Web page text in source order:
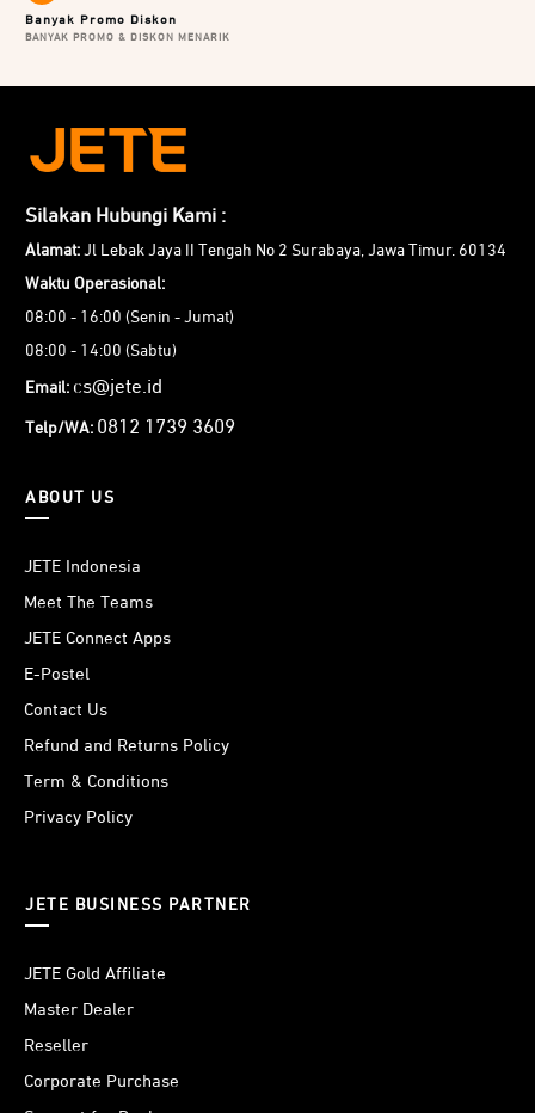
dapat Anda pilih sesuai dengan kebutuhan penggunaan.
Banyak Promo Diskon
BANYAK PROMO & DISKON MENARIK
Silakan Hubungi Kami :
Alamat: Jl Lebak Jaya II Tengah No 2 Surabaya, Jawa Timur. 60134
Waktu Operasional:
08:00 - 16:00 (Senin - Jumat)
08:00 - 14:00 (Sabtu)
Email: cs@jete.id
Telp/WA: 0812 1739 3609
ABOUT US
JETE Indonesia
Meet The Teams
JETE Connect Apps
E-Postel
Contact Us
Refund and Returns Policy
Term & Conditions
Privacy Policy
JETE BUSINESS PARTNER
JETE Gold Affiliate
Master Dealer
Reseller
Corporate Purchase